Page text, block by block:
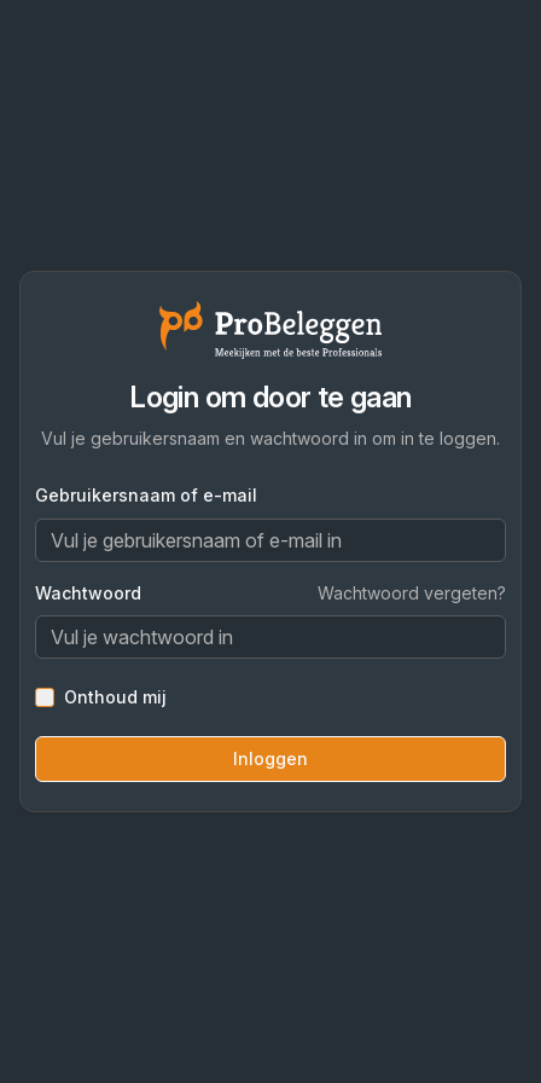
Login om door te gaan
Vul je gebruikersnaam en wachtwoord in om in te loggen.
Gebruikersnaam of e-mail
Wachtwoord Wachtwoord vergeten?
Onthoud mij
Inloggen